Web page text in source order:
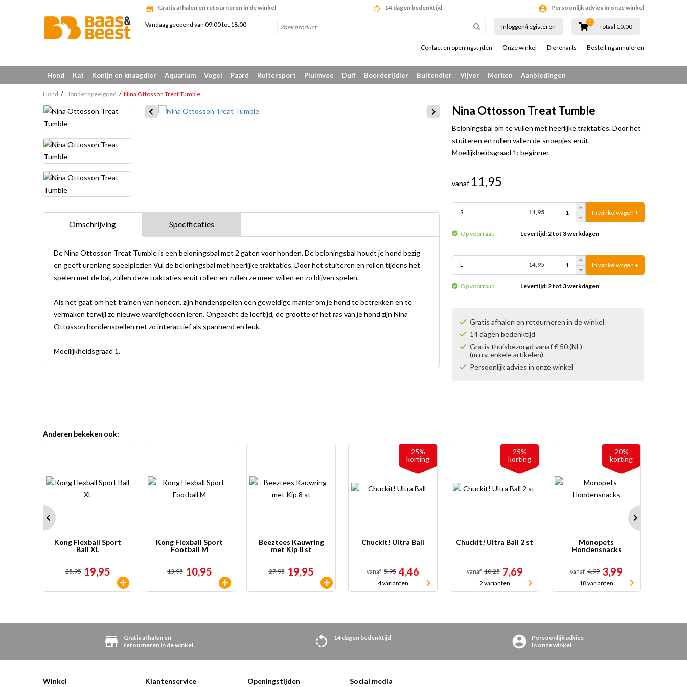
Gratis afhalen en retourneren in de winkel 14 dagen bedenktijd Persoonlijk advies in onze winkel
Vandaag geopend van 09:00 tot 18:00 Inloggen/registeren
0
Totaal €0,00
Contact en openingstijden Onze winkel Dierenarts Bestelling annuleren
Hond Kat Konijn en knaagdier Aquarium Vogel Paard Ruitersport Pluimvee Duif Boerderijdier Buitendier Vijver Merken Aanbiedingen
Hond Hondenspeelgoed Nina Ottosson Treat Tumble
Omschrijving Specificaties
De Nina Ottosson Treat Tumble is een beloningsbal met 2 gaten voor honden. De beloningsbal houdt je hond bezig
en geeft urenlang speelplezier. Vul de beloningsbal met heerlijke traktaties. Door het stuiteren en rollen tijdens het
spelen met de bal, zullen deze traktaties eruit rollen en zullen ze meer willen en zo blijven spelen.
Als het gaat om het trainen van honden, zijn hondenspellen een geweldige manier om je hond te betrekken en te
vermaken terwijl ze nieuwe vaardigheden leren. Ongeacht de leeftijd, de grootte of het ras van je hond zijn Nina
Ottosson hondenspellen net zo interactief als spannend en leuk.
Moeilijkheidsgraad 1.
Nina Ottosson Treat Tumble
Beloningsbal om te vullen met heerlijke traktaties. Door het
stuiteren en rollen vallen de snoepjes eruit.
Moeilijkheidsgraad 1: beginner.
vanaf 11,95
S 11,95 In winkelwagen +
Op voorraad Levertijd: 2 tot 3 werkdagen
L 14,95 In winkelwagen +
Op voorraad Levertijd: 2 tot 3 werkdagen
Gratis afhalen en retourneren in de winkel
14 dagen bedenktijd
Gratis thuisbezorgd vanaf € 50 (NL)
(m.u.v. enkele artikelen)
Persoonlijk advies in onze winkel
Anderen bekeken ook:
Kong Flexball Sport
Ball XL
25,95 19,95
Kong Flexball Sport
Football M
13,95 10,95
Beeztees Kauwring
met Kip 8 st
27,95 19,95
25%
korting
Chuckit! Ultra Ball
vanaf 5,95 4,46
4 varianten
25%
korting
Chuckit! Ultra Ball 2 st
vanaf 10,25 7,69
2 varianten
20%
korting
Monopets
Hondensnacks
vanaf 4,99 3,99
18 varianten
Gratis afhalen en
retourneren in de winkel
14 dagen bedenktijd
Persoonlijk advies
in onze winkel
Winkel Klantenservice Openingstijden Social media